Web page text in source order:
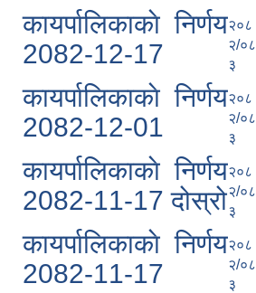
कायर्पालिकाकाे निर्णय
2082-12-17
२०८
२/०८
३
कायर्पालिकाकाे निर्णय
2082-12-01
२०८
२/०८
३
कायर्पालिकाकाे निर्णय
2082-11-17 दोस्रो
२०८
२/०८
३
कायर्पालिकाकाे निर्णय
2082-11-17
२०८
२/०८
३